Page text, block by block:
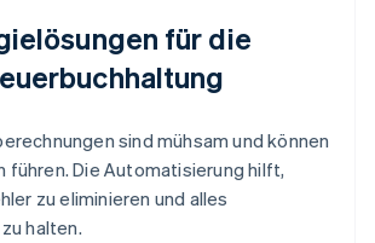
für die
sind mühsam und können
führen. Die Automatisierung hilft,
zu eliminieren und alles
halten.